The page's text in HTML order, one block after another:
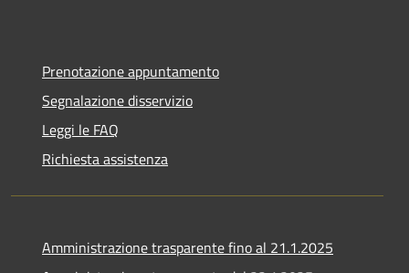
Prenotazione appuntamento
Segnalazione disservizio
Leggi le FAQ
Richiesta assistenza
Amministrazione trasparente fino al 21.1.2025